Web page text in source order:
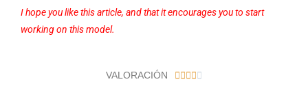
I hope you like this article, and that it encourages you to start
working on this model.
VALORACIÓN     